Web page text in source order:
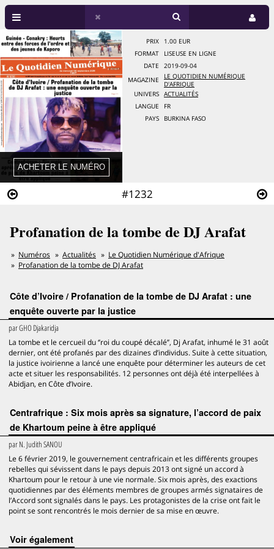
#1232
PRIX
1.00 EUR
FORMAT
LISEUSE EN LIGNE
DATE
2019-09-04
MAGAZINE
LE QUOTIDIEN NUMÉRIQUE
D'AFRIQUE
UNIVERS
ACTUALITÉS
LANGUE
FR
PAYS
BURKINA FASO
Profanation de la tombe de DJ Arafat
Numéros Actualités
Le Quotidien Numérique d'Afrique
Profanation de la tombe de DJ Arafat
Côte d’Ivoire / Profanation de la tombe de DJ Arafat : une
enquête ouverte par la justice
parGHO Djakaridja
La tombe et le cercueil du ‘’roi du coupé décalé’’, Dj Arafat, inhumé le 31 août
dernier, ont été profanés par des dizaines d’individus. Suite à cette situation,
la justice ivoirienne a lancé une enquête pour déterminer les auteurs de cet
acte et situer les responsabilités. 12 personnes ont déjà été interpellées à
Abidjan, en Côte d’Ivoire.
Centrafrique : Six mois après sa signature, l’accord de paix
de Khartoum peine à être appliqué
parN. Judith SANOU
Le 6 février 2019, le gouvernement centrafricain et les différents groupes
rebelles qui sévissent dans le pays depuis 2013 ont signé un accord à
Khartoum pour le retour à une vie normale. Six mois après, des exactions
quotidiennes par des éléments membres de groupes armés signataires de
l’Accord sont signalés dans le pays. Les protagonistes de la crise ont fait le
point se sont rencontrés le mois dernier de sa mise en œuvre.
voir également